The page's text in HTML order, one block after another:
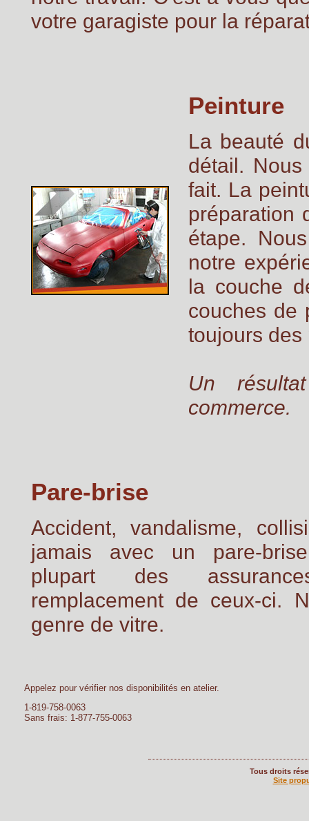
votre garagiste pour la
Peinture
La beauté
détail.
fait. La
préparation
étape.
notre
la couche
couches de
toujours des
Un
commerce.
Pare-brise
Accident, vandalisme,
jamais avec un pare-
plupart des
remplacement de ceux-ci.
genre de vitre.
Appelez pour vérifier nos disponibilités en atelier.
1-819-758-0063
Sans frais: 1-877-755-0063
Tous droits
Site